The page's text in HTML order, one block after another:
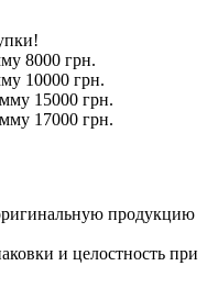
8000 грн.
10000 грн.
15000 грн.
17000 грн.
продукцию
и целостность при